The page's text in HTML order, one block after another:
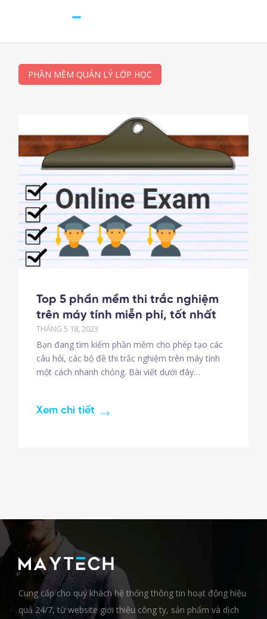
PHẦN MỀM QUẢN LÝ LỚP HỌC
Top 5 phần mềm thi trắc nghiệm
trên máy tính miễn phí, tốt nhất
THÁNG 5 18, 2023
Bạn đang tìm kiếm phần mềm cho phép tạo các
câu hỏi, các bộ đề thi trắc nghiệm trên máy tính
một cách nhanh chóng. Bài viết dưới đây
tốt nhất năm 2023. 1. McMIX
Xem chi tiết
Cung cấp cho quý khách hệ thống thông tin hoạt động hiệu
quả 24/7, từ website giới thiệu công ty, sản phẩm và dịch